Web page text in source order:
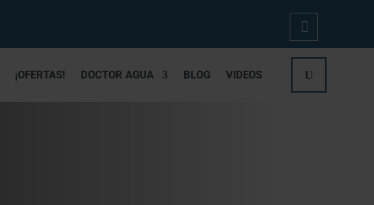
Mi
¡OFERTAS! DOCTOR AGUA BLOG VIDEOS